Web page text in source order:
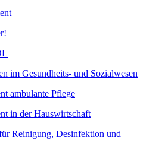
im Gesundheits- und Sozialwesen
ambulante Pflege
in der Hauswirtschaft
Reinigung, Desinfektion und